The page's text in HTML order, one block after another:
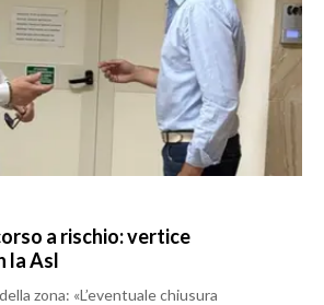
a rischio: vertice
la Asl
zona: «L’eventuale chiusura